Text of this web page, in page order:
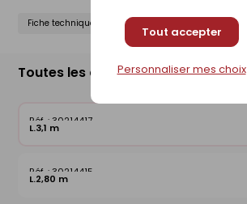
Tout accepter
Personnaliser mes choix
Fiche technique
Toutes les déclinaisons
30214417
L.3,1 m
30214415
L.2,80 m